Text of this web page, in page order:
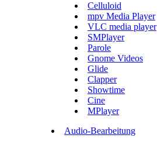
Celluloid
mpv Media Player
VLC media player
SMPlayer
Parole
Gnome Videos
Glide
Clapper
Showtime
Cine
MPlayer
Audio-Bearbeitung